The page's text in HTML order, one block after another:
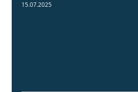
15.07.2025